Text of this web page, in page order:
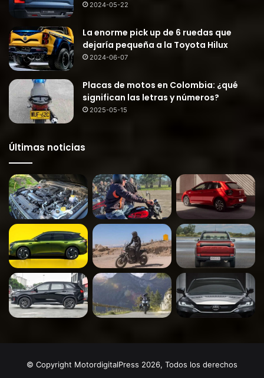
2024-05-22
La enorme pick up de 6 ruedas que
dejaría pequeña a la Toyota Hilux
2024-06-07
Placas de motos en Colombia: ¿qué
significan las letras y números?
2025-05-15
Últimas noticias
© Copyright MotordigitalPress 2026, Todos los derechos